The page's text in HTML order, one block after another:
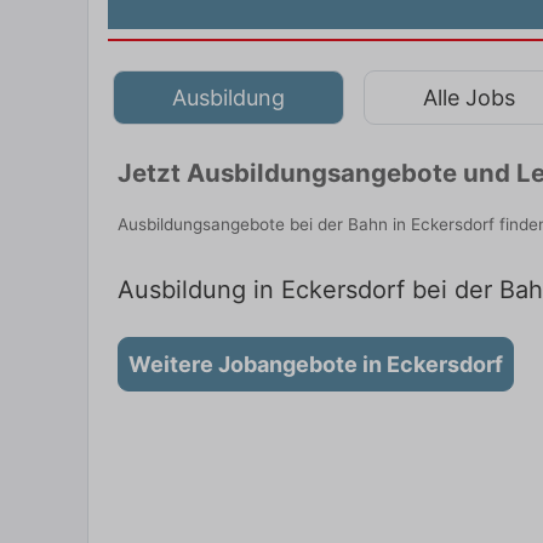
Ausbildung Alle Jobs
Jetzt Ausbildungsangebote und
Ausbildungsangebote bei der Bahn in Eckersdorf
Ausbildung in Eckersdorf bei der
Weitere Jobangebote in Eckersdorf